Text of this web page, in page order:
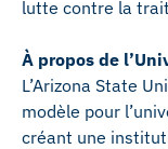
lutte contre la
À propos de
L’Arizona State
modèle pour
créant une